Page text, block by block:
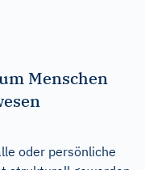
Menschen
oder persönliche